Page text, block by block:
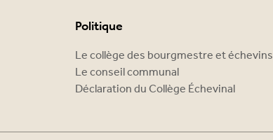
Politique
Le collège des bourgmestre et échevins
Le conseil communal
Déclaration du Collège Échevinal